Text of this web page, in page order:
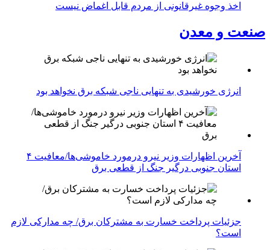
اخذ وجوه غیرقانونی از مردم قابل اغماض نیست
صنعت و معدن
انرژی خورشیدی به تنهایی ناجی شبکه برق نخواهد بود
آخرین اظهارات وزیر نیرو درمورد خاموشی‌ها/معافیت ۴
استان جنوبی درگیر جنگ از قطعی برق
جزئیات پرداخت خسارت به مشترکان برق/ چه مدارکی لازم
است؟